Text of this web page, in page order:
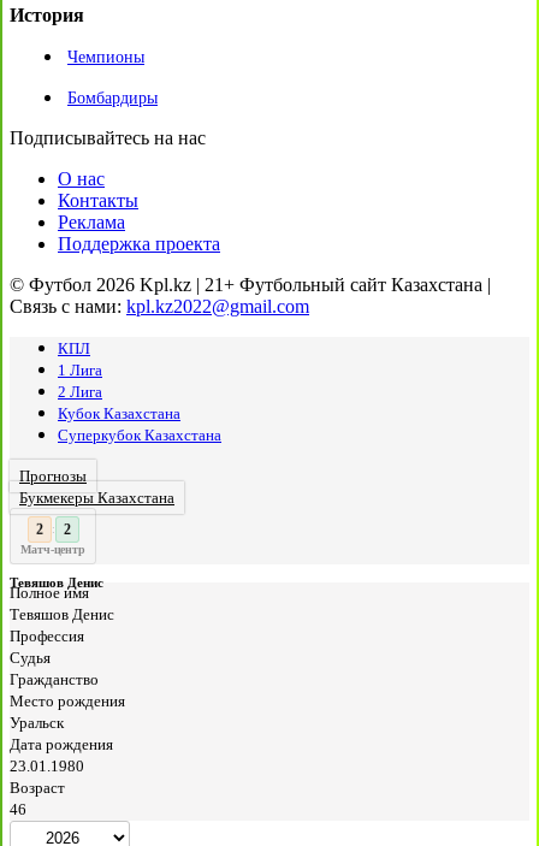
История
Чемпионы
Бомбардиры
Подписывайтесь на нас
О нас
Контакты
Реклама
Поддержка проекта
© Футбол 2026 Kpl.kz | 21+ Футбольный сайт Казахстана |
Связь с нами: kpl.kz2022@gmail.com
КПЛ
1 Лига
2 Лига
Кубок Казахстана
Суперкубок Казахстана
Прогнозы
Букмекеры Казахстана
3 : 2
Матч-центр
Тевяшов Денис
Полное имя
Тевяшов Денис
Профессия
Судья
Гражданство
Место рождения
Уральск
Дата рождения
23.01.1980
Возраст
46